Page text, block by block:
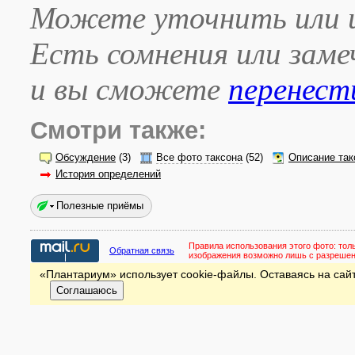
Можете уточнить или
Есть сомнения или
и вы сможете
Смотри также:
Обсуждение (3) Все фото таксона(52)
Описание
История определений
Полезные приёмы
Обратная связь Правила использования этого фото:
изображения возможно лишь с
«Плантариум» использует cookie-файлы. Оставаясь на
Соглашаюсь